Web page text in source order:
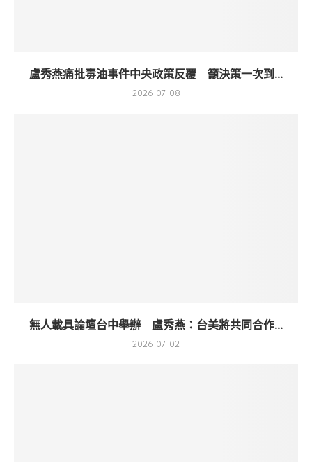
盧秀燕痛批毒油事件中央政策反覆 籲決策一次到...
2026-07-08
無人載具論壇台中舉辦 盧秀燕：台美將共同合作...
2026-07-02